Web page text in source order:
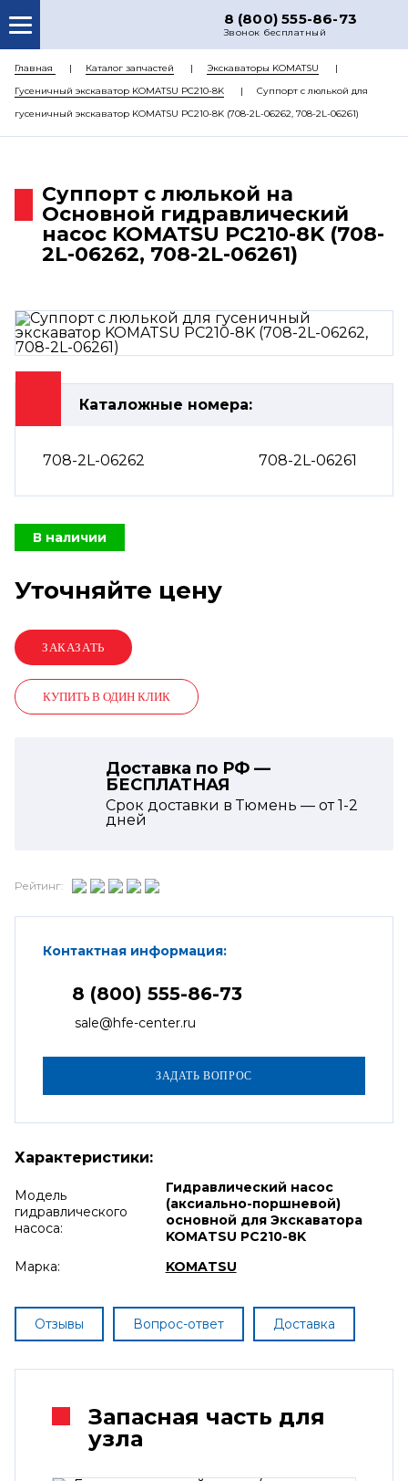
8 (800) 555-86-73
Звонок бесплатный
О НАС
КАТАЛОГ ЗАПЧАСТЕЙ
РЕМОНТ
ЦЕНЫ
КОНТАКТЫ
Главная Каталог запчастей
Экскаваторы KOMATSU
Гусеничный экскаватор KOMATSU PC210-8K
Суппорт с люлькой для
гусеничный экскаватор KOMATSU PC210-8K (708-2L-06262, 708-2L-06261)
Суппорт с люлькой на
Основной гидравлический
насос KOMATSU PC210-8K (708-
2L-06262, 708-2L-06261)
Каталожные номера:
708-2L-06262 708-2L-06261
В наличии
Уточняйте цену
КУПИТЬ В ОДИН КЛИК
Доставка по РФ —
БЕСПЛАТНАЯ
Срок доставки в Тюмень — от1-2
дней
Рейтинг:
Контактная информация:
8 (800) 555-86-73
sale@hfe-center.ru
Характеристики:
Модель
гидравлического
насоса:
Гидравлический насос
(аксиально-поршневой)
основной для Экскаватора
KOMATSU PC210-8K
Марка:
KOMATSU
Отзывы Вопрос-ответ Доставка
Запасная часть для
узла